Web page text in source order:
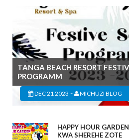
TANGA BEACH RESORT
PROGRAMM
DEC 21 2023 - MICHUZI BLOG
HAPPY HOUR
KWA SHEREHE ZOTE